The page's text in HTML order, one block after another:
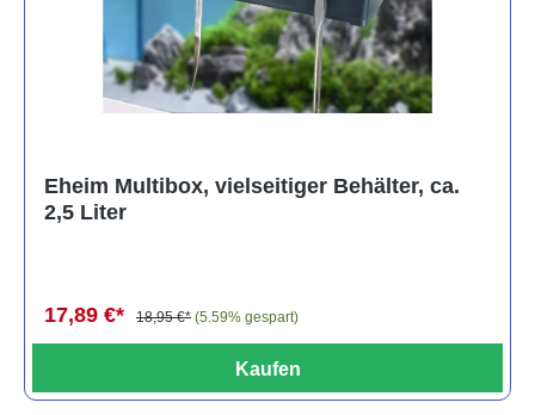
Eheim Multibox, vielseitiger Behälter, ca.
2,5 Liter
17,89 €* 18,95 €* (5.59% gespart)
Kaufen